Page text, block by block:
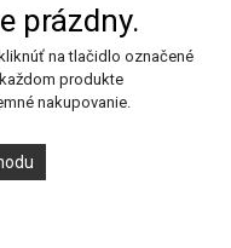
prázdny.
na tlačidlo označené
produkte
nakupovanie.